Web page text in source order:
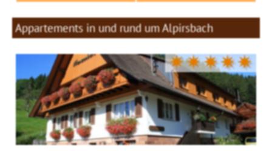
Appartements in und rund um Alpirsbach
✷✷✷✷✷